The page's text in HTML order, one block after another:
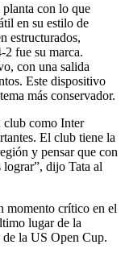
planta con lo que
en su estilo de
estructurados,
2 fue su marca.
con una salida
Este dispositivo
más conservador.
club como Inter
El club tiene la
y pensar que con
dijo Tata al
momento crítico en el
lugar de la
de la US Open Cup.